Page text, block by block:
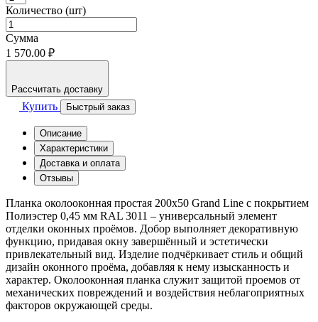
Количество (шт)
Сумма
1 570.00 ₽
Рассчитать доставку
Купить Быстрый заказ
Описание
Характеристики
Доставка и оплата
Отзывы
Планка околооконная простая 200x50 Grand Line с покрытием
Полиэстер 0,45 мм RAL 3011 – универсальный элемент
отделки оконных проёмов. Добор выполняет декоративную
функцию, придавая окну завершённый и эстетически
привлекательный вид. Изделие подчёркивает стиль и общий
дизайн оконного проёма, добавляя к нему изысканность и
характер. Околооконная планка служит защитой проемов от
механических повреждений и воздействия неблагоприятных
факторов окружающей среды.